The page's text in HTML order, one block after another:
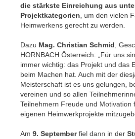
die stärkste Einreichung aus
Projektkategorien , um den vielen
Heimwerkens gerecht zu werden.
Dazu Mag. Christian Schmid ,
HORNBACH Österreich: „Für uns
immer wichtig: das Projekt und das
beim Machen hat. Auch mit der
Meisterschaft ist es uns gelungen,
vereinen und so allen
Teilnehmern Freude und Motivation
eigenen Heimwerkprojekte
Am 9. Septemberfiel dann in der